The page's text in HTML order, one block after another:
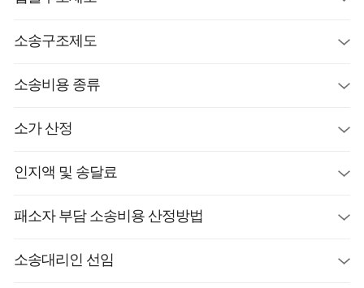
소송구조제도
소송비용 종류
소가 산정
인지액 및 송달료
패소자 부담 소송비용 산정방법
소송대리인 선임